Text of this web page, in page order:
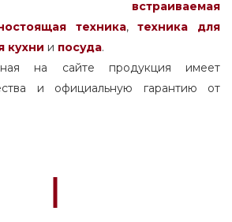
встраиваемая
техника,
техника для
кухни и посуда.
на сайте продукция имеет
и официальную гарантию от